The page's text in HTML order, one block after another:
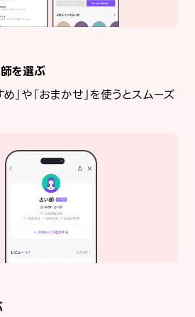
を選ぶ
」や「おまかせ」を使うとスムーズ